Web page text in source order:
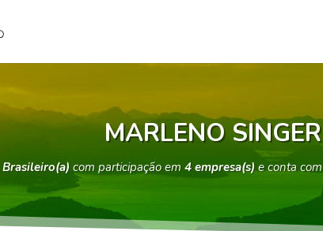
MARLENO SINGER
Brasileiro(a) com participação em 4 empresa(s)e conta com